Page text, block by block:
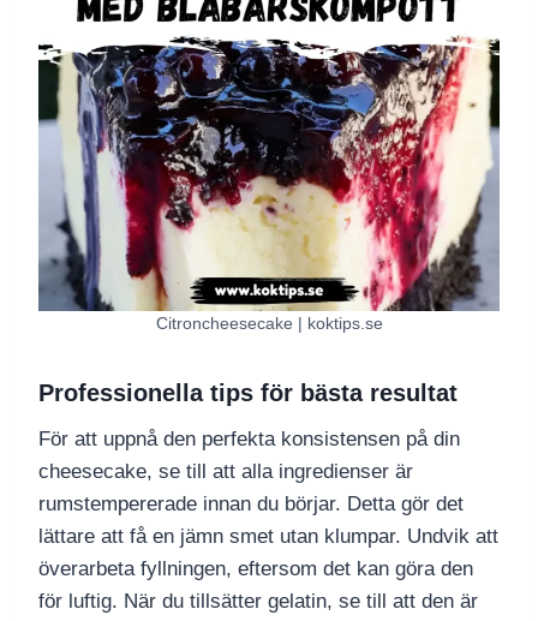
Citroncheesecake | koktips.se
Professionella tips för bästa resultat
För att uppnå den perfekta konsistensen på din
cheesecake, se till att alla ingredienser är
rumstempererade innan du börjar. Detta gör det
lättare att få en jämn smet utan klumpar. Undvik att
överarbeta fyllningen, eftersom det kan göra den
för luftig. När du tillsätter gelatin, se till att den är